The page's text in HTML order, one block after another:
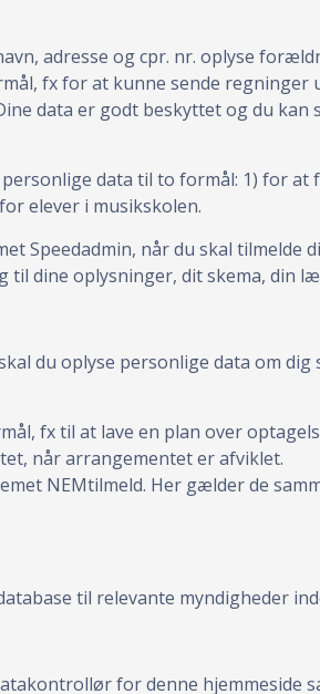
adresse og cpr. nr. oplyse
fx for at kunne sende
data er godt beskyttet og du
data til to formål: 1) for
elever i musikskolen.
Speedadmin, når du skal tilmelde
dine oplysninger, dit skema, din
du oplyse personlige data om dig
fx til at lave en plan over
når arrangementet er afviklet.
NEMtilmeld. Her gælder de
til relevante myndigheder
for denne hjemmeside